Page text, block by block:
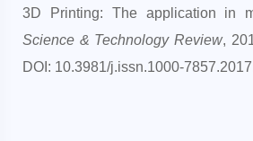
3D Printing: The application in
Science & Technology Review,
DOI: 10.3981/j.issn.1000-